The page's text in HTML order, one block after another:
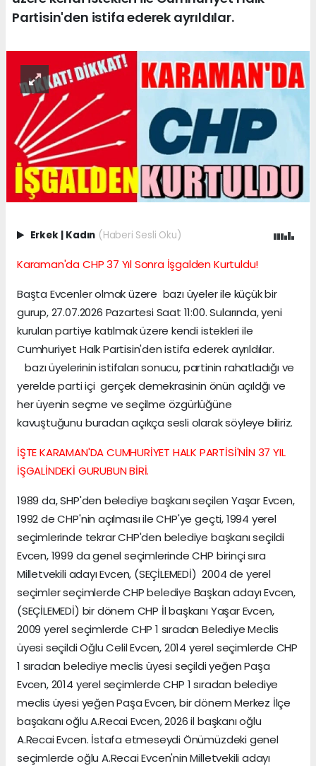
Partisin'den istifa ederek ayrıldılar.
Erkek | Kadın (Haberi Sesli Oku)
Karaman'da CHP 37 Yıl Sonra İşgalden Kurtuldu!
Başta Evcenler olmak üzere bazı üyeler ile küçük bir
gurup, 27.07.2026 Pazartesi Saat 11:00. Sularında, yeni
kurulan partiye katılmak üzere kendi istekleri ile
Cumhuriyet Halk Partisin'den istifa ederek ayrıldılar.
bazı üyelerinin istifaları sonucu, partinin rahatladığı ve
yerelde parti içi gerçek demekrasinin önün açıldğı ve
her üyenin seçme ve seçilme özgürlüğüne
kavuştuğunu buradan açıkça sesli olarak söyleye biliriz.
İŞTE KARAMAN'DA CUMHURİYET HALK PARTİSİ'NİN 37 YIL
İŞGALİNDEKİ GURUBUN BİRİ.
1989 da, SHP'den belediye başkanı seçilen Yaşar Evcen,
1992 de CHP'nin açılması ile CHP'ye geçti, 1994 yerel
seçimlerinde tekrar CHP'den belediye başkanı seçildi
Evcen, 1999 da genel seçimlerinde CHP birinçi sıra
Milletvekili adayı Evcen, (SEÇİLEMEDİ) 2004 de yerel
seçimler seçimlerde CHP belediye Başkan adayı Evcen,
(SEÇİLEMEDİ) bir dönem CHP İl başkanı Yaşar Evcen,
2009 yerel seçimlerde CHP 1 sıradan Belediye Meclis
üyesi seçildi Oğlu Celil Evcen, 2014 yerel seçimlerde CHP
1 sıradan belediye meclis üyesi seçildi yeğen Paşa
Evcen, 2014 yerel seçimlerde CHP 1 sıradan belediye
meclis üyesi yeğen Paşa Evcen, bir dönem Merkez İlçe
başakanı oğlu A.Recai Evcen, 2026 il başkanı oğlu
A.Recai Evcen. İstafa etmeseydi Önümüzdeki genel
seçimlerde oğlu A.Recai Evcen'nin Milletvekili adayı